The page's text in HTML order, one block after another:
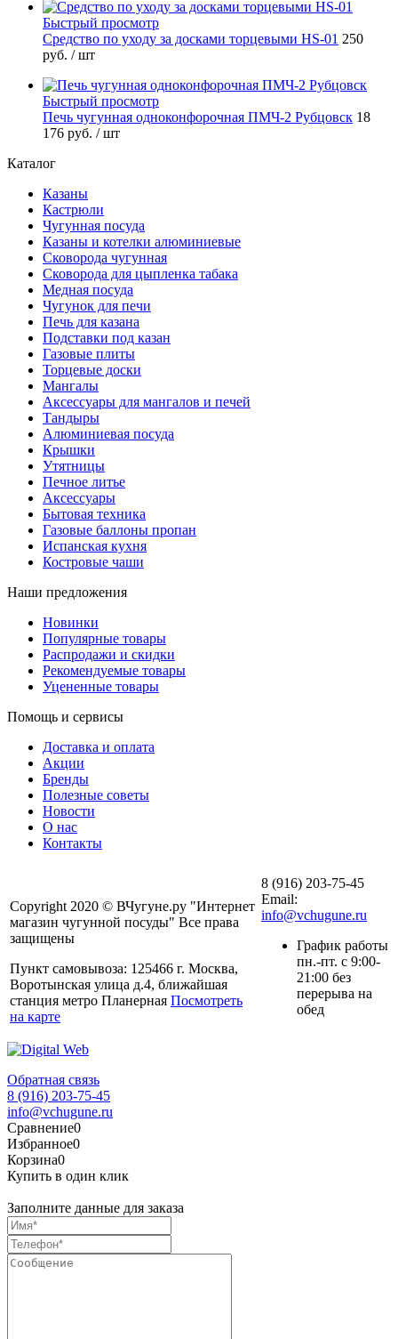
Быстрый просмотр
Средство по уходу за досками торцевыми HS-01 250
руб. / шт
Быстрый просмотр
Печь чугунная одноконфорочная ПМЧ-2 Рубцовск 18
176 руб. / шт
Каталог
Казаны
Кастрюли
Чугунная посуда
Казаны и котелки алюминиевые
Сковорода чугунная
Сковорода для цыпленка табака
Медная посуда
Чугунок для печи
Печь для казана
Подставки под казан
Газовые плиты
Торцевые доски
Мангалы
Аксессуары для мангалов и печей
Тандыры
Алюминиевая посуда
Крышки
Утятницы
Печное литье
Аксессуары
Бытовая техника
Газовые баллоны пропан
Испанская кухня
Костровые чаши
Наши предложения
Новинки
Популярные товары
Распродажи и скидки
Рекомендуемые товары
Уцененные товары
Помощь и сервисы
Доставка и оплата
Акции
Бренды
Полезные советы
Новости
О нас
Контакты
Copyright 2020 © ВЧугуне.ру "Интернет
магазин чугунной посуды" Все права
защищены
Пункт самовывоза: 125466 г. Москва,
Воротынская улица д.4, ближайшая
станция метро Планерная Посмотреть
на карте
8 (916) 203-75-45
Email:
info@vchugune.ru
График работы
пн.-пт. с 9:00-
21:00 без
перерыва на
обед
Обратная связь
8 (916) 203-75-45
info@vchugune.ru
Сравнение0
Избранное0
Корзина0
Купить в один клик
Заполните данные для заказа